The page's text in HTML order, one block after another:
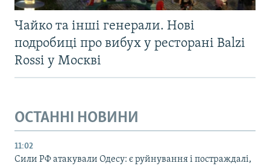
Чайко та інші генерали. Нові
подробиці про вибух у ресторані Balzi
Rossi у Москві
ОСТАННІ НОВИНИ
11:02
Сили РФ атакували Одесу: є руйнування і постраждалі,